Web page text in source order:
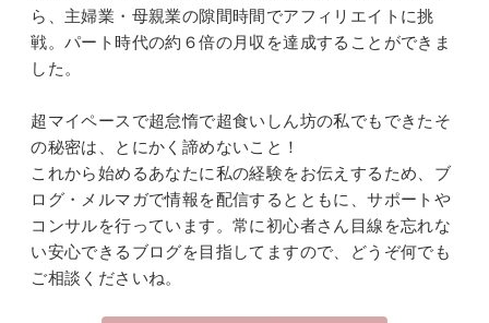
ら、主婦業・母親業の隙間時間でアフィリエイトに挑
戦。パート時代の約６倍の月収を達成することができま
した。
超マイペースで超怠惰で超食いしん坊の私でもできたそ
の秘密は、とにかく諦めないこと！
これから始めるあなたに私の経験をお伝えするため、ブ
ログ・メルマガで情報を配信するとともに、サポートや
コンサルを行っています。常に初心者さん目線を忘れな
い安心できるブログを目指してますので、どうぞ何でも
ご相談くださいね。